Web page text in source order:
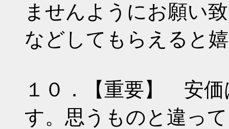
ませんようにお願い
などしてもらえると
１０．【重要】 安価
す。思うものと違っ